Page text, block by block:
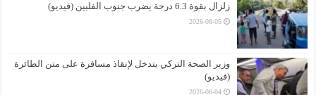
زلزال بقوة 6.3 درجة يضرب جنوب الفلبين (فيديو)
2026-08-05
وزير الصحة التركي يتدخل لإنقاذ مسافرة على متن الطائرة
(فيديو)
2026-08-04